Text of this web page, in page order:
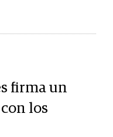
firma un
los